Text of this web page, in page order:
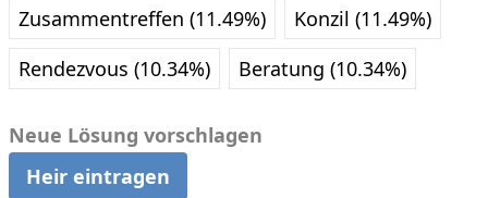
Zusammentreffen (11.49%)
Konzil (11.49%)
Rendezvous (10.34%)
Beratung (10.34%)
Neue Lösung vorschlagen
Heir eintragen